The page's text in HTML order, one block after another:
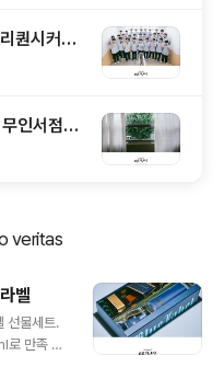
퀀시커피,
인서점이
너의 책임
veritas
벨
선물세트.
로 만족 ㅜ